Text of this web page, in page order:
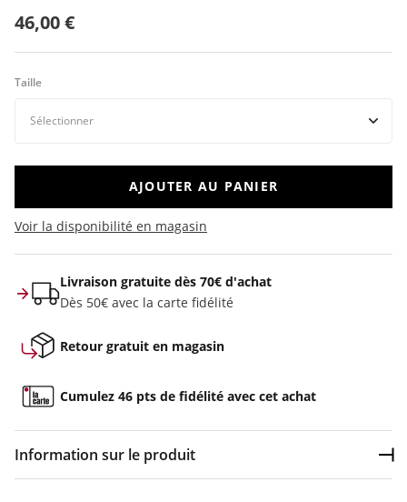
46,00 €
Taille
AJOUTER AU PANIER
Voir la disponibilité en magasin
Livraison gratuite dès 70€ d'achat
Dès 50€ avec la carte fidélité
Retour gratuit en magasin
Cumulez 46 pts de fidélité avec cet achat
Information sur le produit